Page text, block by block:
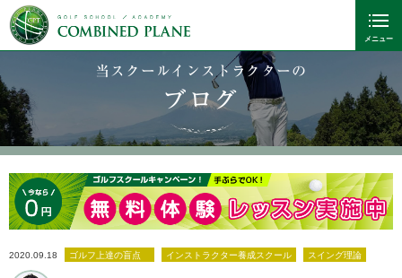
当スクールインストラクターの
ブログ
2020.09.18 ゴルフ上達の盲点 インストラクター養成スクール スイング理論